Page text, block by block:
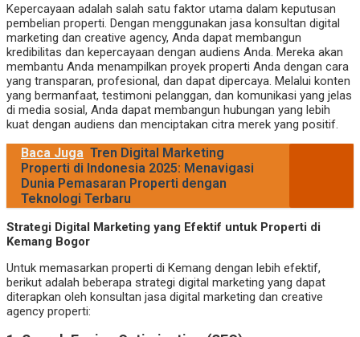
Kepercayaan adalah salah satu faktor utama dalam keputusan
pembelian properti. Dengan menggunakan jasa konsultan digital
marketing dan creative agency, Anda dapat membangun
kredibilitas dan kepercayaan dengan audiens Anda. Mereka akan
membantu Anda menampilkan proyek properti Anda dengan cara
yang transparan, profesional, dan dapat dipercaya. Melalui konten
yang bermanfaat, testimoni pelanggan, dan komunikasi yang jelas
di media sosial, Anda dapat membangun hubungan yang lebih
kuat dengan audiens dan menciptakan citra merek yang positif.
Baca Juga Tren Digital Marketing
Properti di Indonesia 2025: Menavigasi
Dunia Pemasaran Properti dengan
Teknologi Terbaru
Strategi Digital Marketing yang Efektif untuk Properti di
Kemang Bogor
Untuk memasarkan properti di Kemang dengan lebih efektif,
berikut adalah beberapa strategi digital marketing yang dapat
diterapkan oleh konsultan jasa digital marketing dan creative
agency properti: